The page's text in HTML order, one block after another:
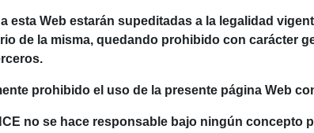
esta Web estarán supeditadas a la legalidad
de la misma, quedando prohibido con carácter
prohibido el uso de la presente página Web
no se hace responsable bajo ningún concepto